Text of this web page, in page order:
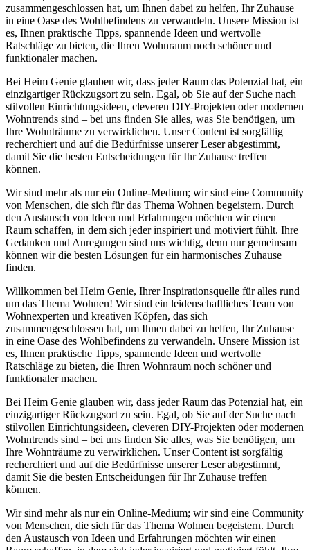
zusammengeschlossen hat, um Ihnen dabei zu helfen, Ihr Zuhause
in eine Oase des Wohlbefindens zu verwandeln. Unsere Mission ist
es, Ihnen praktische Tipps, spannende Ideen und wertvolle
Ratschläge zu bieten, die Ihren Wohnraum noch schöner und
funktionaler machen.
Bei Heim Genie glauben wir, dass jeder Raum das Potenzial hat, ein
einzigartiger Rückzugsort zu sein. Egal, ob Sie auf der Suche nach
stilvollen Einrichtungsideen, cleveren DIY-Projekten oder modernen
Wohntrends sind – bei uns finden Sie alles, was Sie benötigen, um
Ihre Wohnträume zu verwirklichen. Unser Content ist sorgfältig
recherchiert und auf die Bedürfnisse unserer Leser abgestimmt,
damit Sie die besten Entscheidungen für Ihr Zuhause treffen
können.
Wir sind mehr als nur ein Online-Medium; wir sind eine Community
von Menschen, die sich für das Thema Wohnen begeistern. Durch
den Austausch von Ideen und Erfahrungen möchten wir einen
Raum schaffen, in dem sich jeder inspiriert und motiviert fühlt. Ihre
Gedanken und Anregungen sind uns wichtig, denn nur gemeinsam
können wir die besten Lösungen für ein harmonisches Zuhause
finden.
Willkommen bei Heim Genie, Ihrer Inspirationsquelle für alles rund
um das Thema Wohnen! Wir sind ein leidenschaftliches Team von
Wohnexperten und kreativen Köpfen, das sich
zusammengeschlossen hat, um Ihnen dabei zu helfen, Ihr Zuhause
in eine Oase des Wohlbefindens zu verwandeln. Unsere Mission ist
es, Ihnen praktische Tipps, spannende Ideen und wertvolle
Ratschläge zu bieten, die Ihren Wohnraum noch schöner und
funktionaler machen.
Bei Heim Genie glauben wir, dass jeder Raum das Potenzial hat, ein
einzigartiger Rückzugsort zu sein. Egal, ob Sie auf der Suche nach
stilvollen Einrichtungsideen, cleveren DIY-Projekten oder modernen
Wohntrends sind – bei uns finden Sie alles, was Sie benötigen, um
Ihre Wohnträume zu verwirklichen. Unser Content ist sorgfältig
recherchiert und auf die Bedürfnisse unserer Leser abgestimmt,
damit Sie die besten Entscheidungen für Ihr Zuhause treffen
können.
Wir sind mehr als nur ein Online-Medium; wir sind eine Community
von Menschen, die sich für das Thema Wohnen begeistern. Durch
den Austausch von Ideen und Erfahrungen möchten wir einen